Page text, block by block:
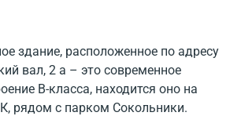
здание, расположенное по адресу
вал, 2 а – это современное
В-класса, находится оно на
рядом с парком Сокольники.